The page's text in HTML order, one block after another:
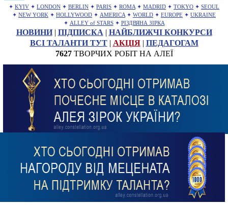
✦ KYIV ✦ LONDON ✦ BERLIN ✦ PARIS ✦ ROMA ✦ MADRID ✦ TOKYO ✦ SEOUL
✦ NEW YORK ✦ HOLLYWOOD ✦ AMERICA ✦ WORLD ✦ EUROPE ✦ UKRAINE
✦ ALLEY of STARS ✦ РІЗДВЯНА ЗІРКА
НОВИНИ| ПІДПИСКА | НАЙБЛИЖЧІ КОНКУРСИ
ВСІ ТАЛАНТИ ТУТ| АКЦІЯ| ПЕДАГОГАМ
7627ТВОРЧИХ РОБІТ НА АЛЕЇ